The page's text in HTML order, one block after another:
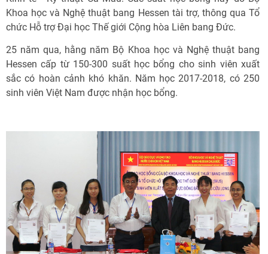
Khoa học và Nghệ thuật bang Hessen tài trợ, thông qua Tổ
chức Hỗ trợ Đại học Thế giới Cộng hòa Liên bang Đức.
25 năm qua, hằng năm Bộ Khoa học và Nghệ thuật bang
Hessen cấp từ 150-300 suất học bổng cho sinh viên xuất
sắc có hoàn cảnh khó khăn. Năm học 2017-2018, có 250
sinh viên Việt Nam được nhận học bổng.